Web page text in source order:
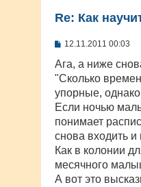
Re: Как
С
о
б
щ
е
и
е
12.11.2011 00:03
Ага, а ниже
"Сколько
упорные,
Если ночью
понимает
снова входить
Как в колонии
месячного
А вот это